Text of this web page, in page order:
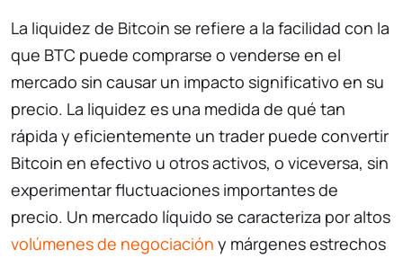
La liquidez de Bitcoin se refiere a la facilidad con la
que BTC puede comprarse o venderse en el
mercado sin causar un impacto significativo en su
precio. La liquidez es una medida de qué tan
rápida y eficientemente un trader puede convertir
Bitcoin en efectivo u otros activos, o viceversa, sin
experimentar fluctuaciones importantes de
precio. Un mercado líquido se caracteriza por altos
volúmenes de negociación y márgenes estrechos